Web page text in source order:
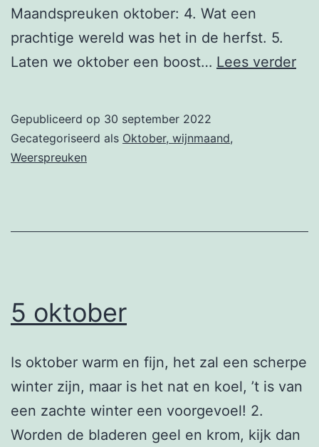
Maandspreuken oktober: 4. Wat een
prachtige wereld was het in de herfst. 5.
Laten we oktober een boost… Lees verder6
Gepubliceerd op 30 september 2022
Gecategoriseerd als Oktober, wijnmaand,
Weerspreuken
5 oktober
Is oktober warm en fijn, het zal een scherpe
winter zijn, maar is het nat en koel, ’t is van
een zachte winter een voorgevoel! 2.
Worden de bladeren geel en krom, kijk dan